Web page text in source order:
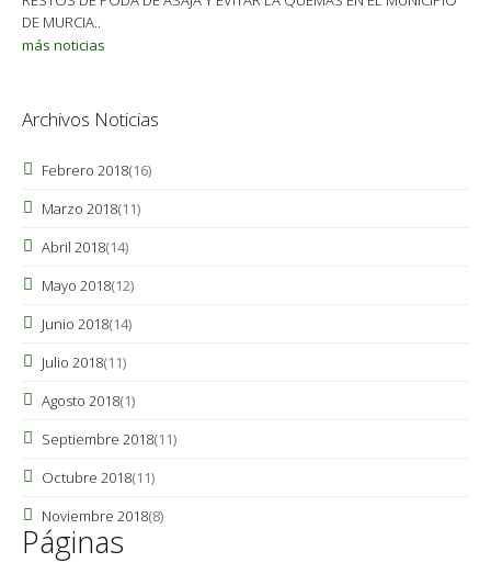
DE MURCIA..
más noticias
Archivos Noticias
Febrero 2018(16)
Marzo 2018(11)
Abril 2018(14)
Mayo 2018(12)
Junio 2018(14)
Julio 2018(11)
Agosto 2018(1)
Septiembre 2018(11)
Octubre 2018(11)
Noviembre 2018(8)
Páginas